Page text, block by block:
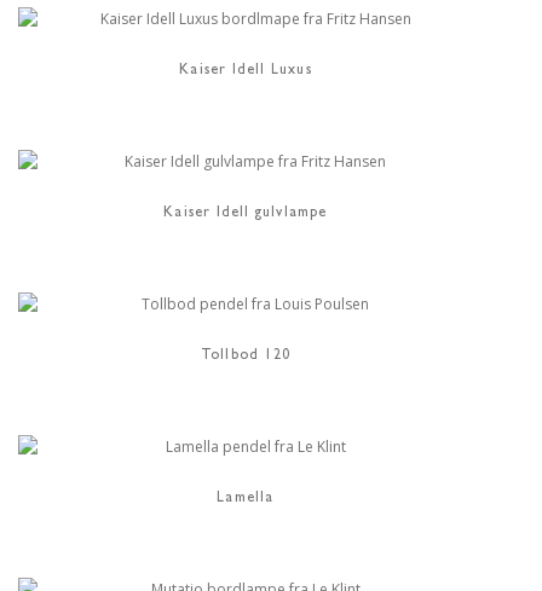
Kaiser Idell Luxus
Kaiser Idell gulvlampe
Tollbod 120
Lamella